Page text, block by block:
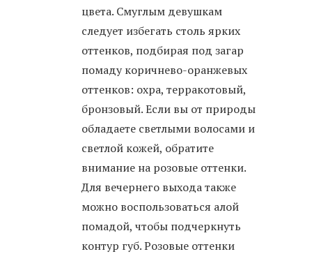
цвета. Смуглым девушкам
следует избегать столь ярких
оттенков, подбирая под загар
помаду коричнево-оранжевых
оттенков: охра, терракотовый,
бронзовый. Если вы от природы
обладаете светлыми волосами и
светлой кожей, обратите
внимание на розовые оттенки.
Для вечернего выхода также
можно воспользоваться алой
помадой, чтобы подчеркнуть
контур губ. Розовые оттенки